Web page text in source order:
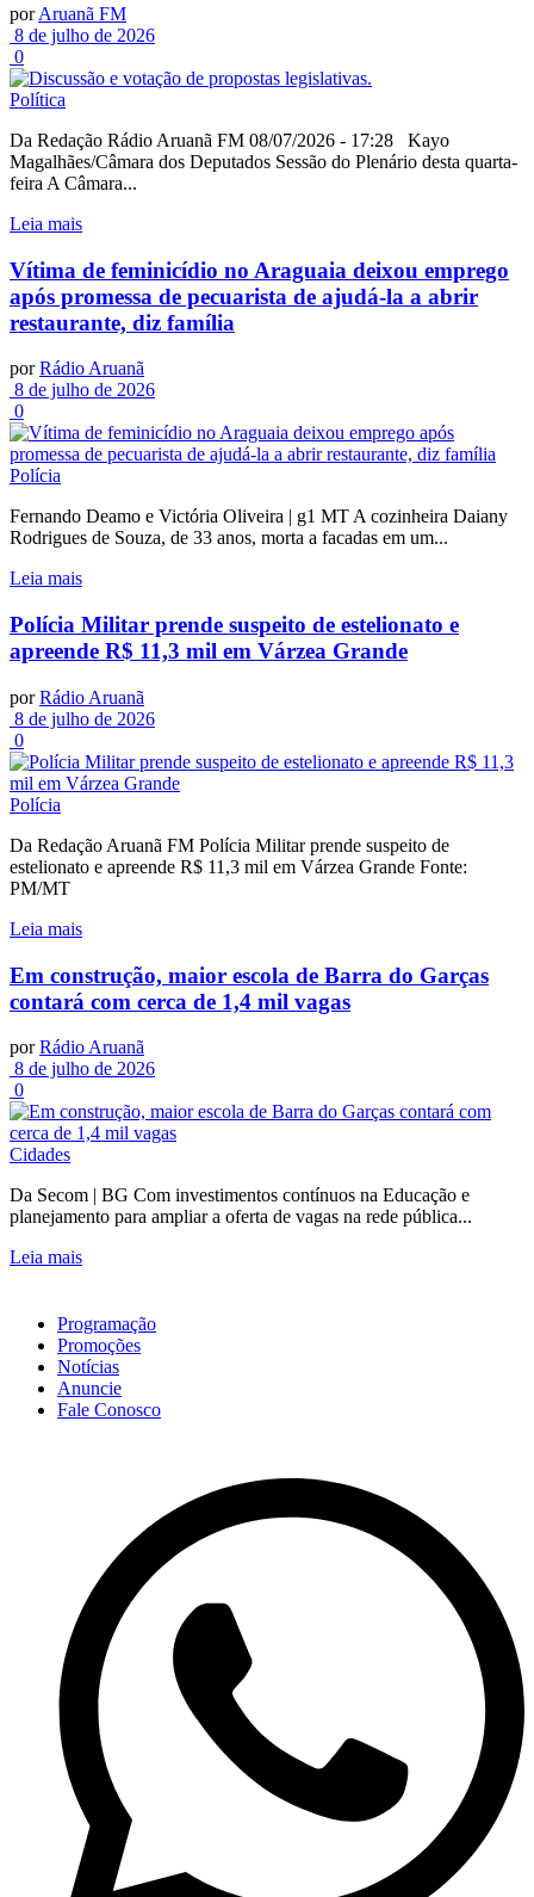
por Aruanã FM
8 de julho de 2026
0
Política
Da Redação Rádio Aruanã FM 08/07/2026 - 17:28 Kayo
Magalhães/Câmara dos Deputados Sessão do Plenário desta quarta-
feira A Câmara...
Leia mais
Vítima de feminicídio no Araguaia deixou emprego
após promessa de pecuarista de ajudá-la a abrir
restaurante, diz família
por Rádio Aruanã
8 de julho de 2026
0
Polícia
Fernando Deamo e Victória Oliveira | g1 MT A cozinheira Daiany
Rodrigues de Souza, de 33 anos, morta a facadas em um...
Leia mais
Polícia Militar prende suspeito de estelionato e
apreende R$ 11,3 mil em Várzea Grande
por Rádio Aruanã
8 de julho de 2026
0
Polícia
Da Redação Aruanã FM Polícia Militar prende suspeito de
estelionato e apreende R$ 11,3 mil em Várzea Grande Fonte:
PM/MT
Leia mais
Em construção, maior escola de Barra do Garças
contará com cerca de 1,4 mil vagas
por Rádio Aruanã
8 de julho de 2026
0
Cidades
Da Secom | BG Com investimentos contínuos na Educação e
planejamento para ampliar a oferta de vagas na rede pública...
Leia mais
Programação
Promoções
Notícias
Anuncie
Fale Conosco